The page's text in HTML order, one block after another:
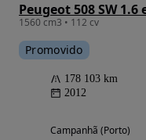
Peugeot 508 SW 1.6
1560 cm3 • 112 cv
Promovido
178 103 km
2012
Campanhã (Porto)